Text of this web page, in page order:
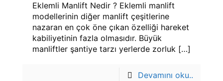
Eklemli Manlift Nedir ? Eklemli manlift
modellerinin diğer manlift çeşitlerine
nazaran en çok öne çıkan özelliği hareket
kabiliyetinin fazla olmasıdır. Büyük
manliftler şantiye tarzı yerlerde zorluk […]
Devamını oku..